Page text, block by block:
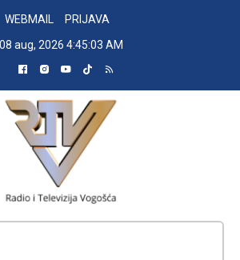
WEBMAIL
PRIJAVA
08 aug, 2026 4:45:04 AM